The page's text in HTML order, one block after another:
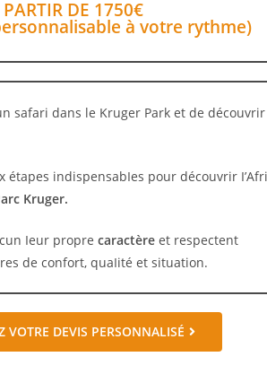
DE 1750€
à votre rythme)
safari dans le Kruger Park et de
étapes indispensabIes pour découvrir
Kruger.
Ieur propre caractère et respectent
de confort, quaIité et situation.
VOTRE DEVIS PERSONNALISÉ